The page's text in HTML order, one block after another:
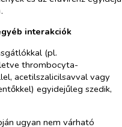
interakciók
(pl.
thrombocyta-
acetilszalicilsavval vagy
egyidejűleg szedik,
ugyan nem várható